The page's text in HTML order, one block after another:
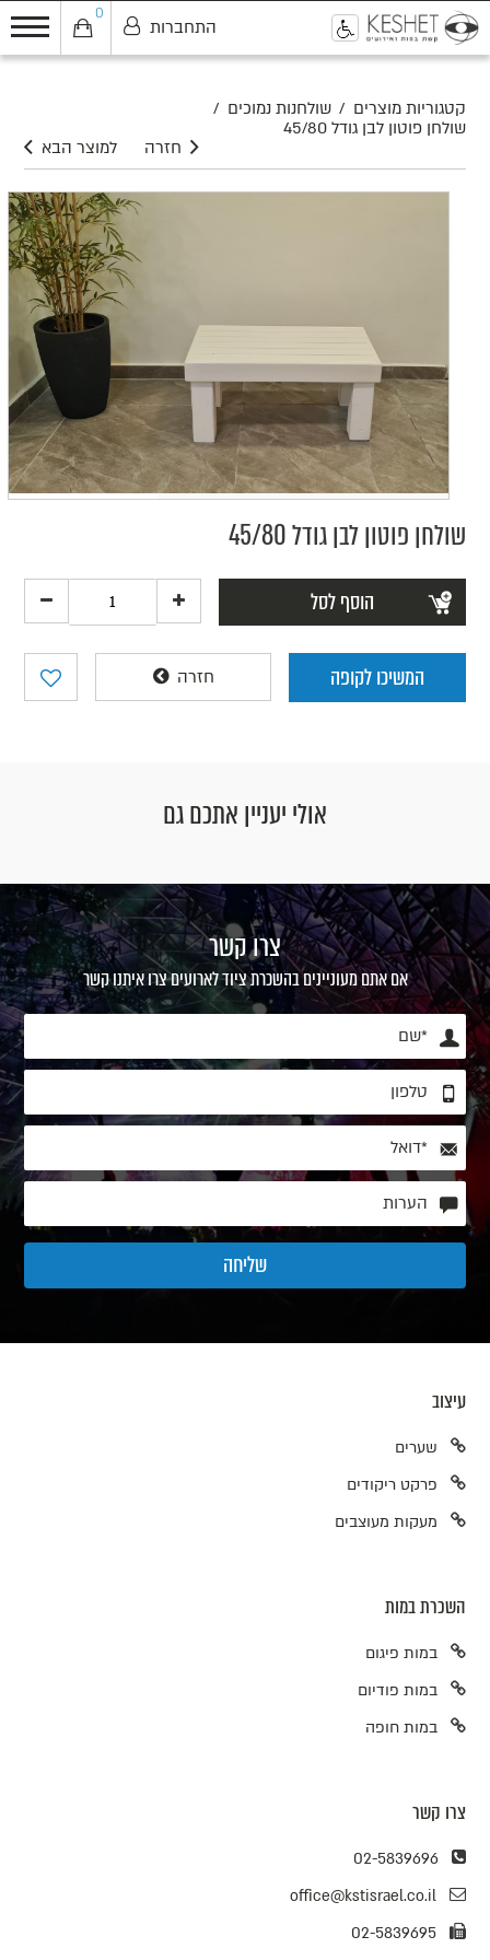
0
התחברות
קטגוריות מוצרים / שולחנות נמוכים /
שולחן פוטון לבן גודל 45/80
למוצר הבא
חזרה
שולחן פוטון לבן גודל 45/80
הוסף לסל
המשיכו לקופה חזרה
אולי יעניין אתכם גם
צרו קשר
אם אתם מעוניינים בהשכרת ציוד לארועים צרו איתנו קשר
עיצוב
שערים
פרקט ריקודים
מעקות מעוצבים
השכרת במות
במות פיגום
במות פודיום
במות חופה
צרו קשר
02-5839696
office@kstisrael.co.il
02-5839695